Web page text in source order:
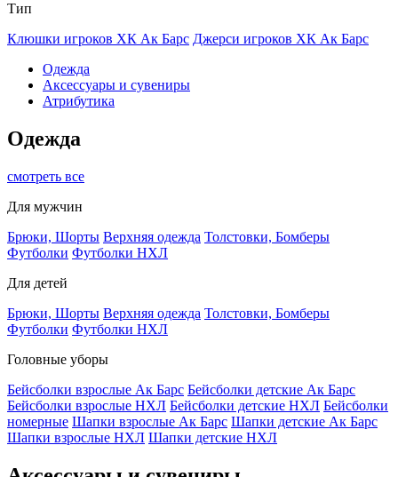
Тип
Клюшки игроков ХК Ак Барс Джерси игроков ХК Ак Барс
Одежда
Аксессуары и сувениры
Атрибутика
Одежда
смотреть все
Для мужчин
Брюки, Шорты Верхняя одежда Толстовки, Бомберы
Футболки Футболки НХЛ
Для детей
Брюки, Шорты Верхняя одежда Толстовки, Бомберы
Футболки Футболки НХЛ
Головные уборы
Бейсболки взрослые Ак Барс Бейсболки детские Ак Барс
Бейсболки взрослые НХЛ Бейсболки детские НХЛ Бейсболки
номерные Шапки взрослые Ак Барс Шапки детские Ак Барс
Шапки взрослые НХЛ Шапки детские НХЛ